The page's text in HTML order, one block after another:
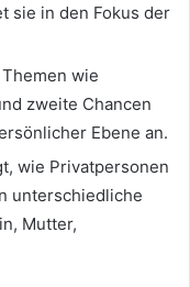
sie in den Fokus der
Themen wie
zweite Chancen
Ebene an.
wie Privatpersonen
unterschiedliche
Mutter,